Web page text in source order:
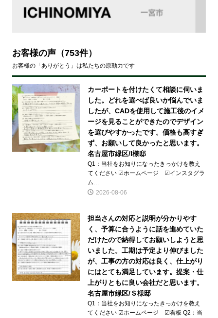
お客様の声（753件）
お客様の「ありがとう」は私たちの原動力です
カーポートを付けたくて相談に伺いま
した。どれを選べば良いか悩んでいま
したが、CADを使用して施工後のイメ
ージを見ることができたのでデザイン
を選びやすかったです。価格も高すぎ
ず、お願いして良かったと思います。
名古屋市緑区/I様邸
Q1：当社をお知りになったきっかけを教え
てください ☑ホームページ ☑インスタグラ
ム…
2026-08-06
担当さんの対応と説明が分かりやす
く、予算に合うように話を進めていた
だけたので納得してお願いしようと思
いました。工期は予定より伸びました
が、工事の方の対応は良く、仕上がり
にはとても満足しています。提案・仕
上がりともに良い会社だと思います。
名古屋市緑区/Ｓ様邸
Q1：当社をお知りになったきっかけを教え
てください ☑ホームページ ☑看板 Q2：当